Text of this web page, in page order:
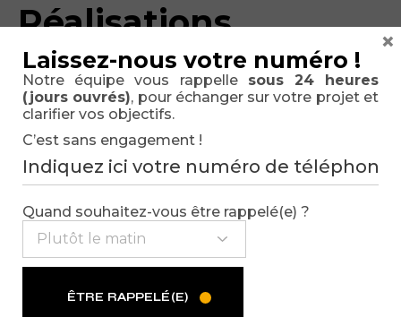
Réalisations
similaires
INTRANET/EXTRANET
École des Avocats Centre Sud
(EDACS) – Montpellier
Laissez-nous votre numéro !
Notre équipe vous rappelle sous 24 heures
(jours ouvrés), pour échanger sur votre projet et
clarifier vos objectifs.
C’est sans engagement !
Quand souhaitez-vous être rappelé(e) ?
ÊTRE RAPPELÉ(E)
×